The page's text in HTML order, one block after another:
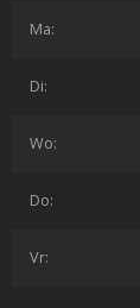
Ma:
Di:
Wo:
Do:
Vr: